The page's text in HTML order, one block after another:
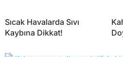
Sıcak Havalarda Sıvı
Kaybına Dikkat!